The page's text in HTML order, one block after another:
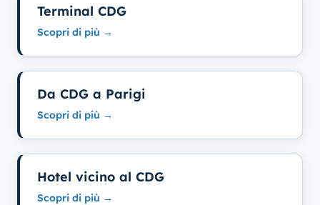
Terminal CDG
Scopri di più →
Da CDG a Parigi
Scopri di più →
Hotel vicino al CDG
Scopri di più →